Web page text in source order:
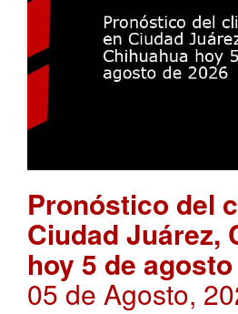
Pronóstico del
Ciudad Juárez,
hoy 5 de
05 de Agosto,